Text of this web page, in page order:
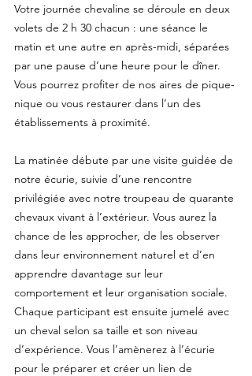
Votre journée chevaline se déroule en deux
volets de 2 h 30 chacun : une séance le
matin et une autre en après-midi, séparées
par une pause d’une heure pour le dîner.
Vous pourrez profiter de nos aires de pique-
nique ou vous restaurer dans l’un des
établissements à proximité.
La matinée débute par une visite guidée de
notre écurie, suivie d’une rencontre
privilégiée avec notre troupeau de quarante
chevaux vivant à l’extérieur. Vous aurez la
chance de les approcher, de les observer
dans leur environnement naturel et d’en
apprendre davantage sur leur
comportement et leur organisation sociale.
Chaque participant est ensuite jumelé avec
un cheval selon sa taille et son niveau
d’expérience. Vous l’amènerez à l’écurie
pour le préparer et créer un lien de